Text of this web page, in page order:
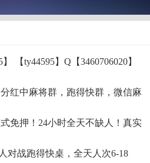
【ty44595】Q【3460706020】
红中麻将群，跑得快群，微信麻
免押！24小时全天不缺人！真实
对战跑得快桌，全天人次6-18